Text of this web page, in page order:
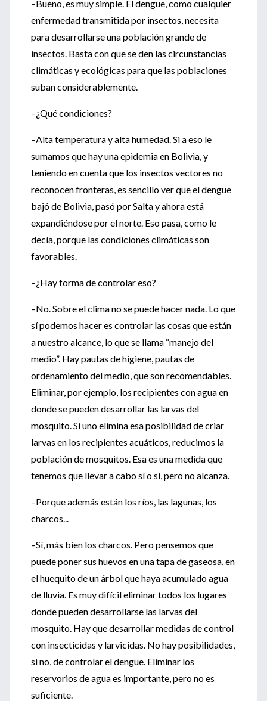
–Bueno, es muy simple. El dengue, como cualquier
enfermedad transmitida por insectos, necesita
para desarrollarse una población grande de
insectos. Basta con que se den las circunstancias
climáticas y ecológicas para que las poblaciones
suban considerablemente.
–¿Qué condiciones?
–Alta temperatura y alta humedad. Si a eso le
sumamos que hay una epidemia en Bolivia, y
teniendo en cuenta que los insectos vectores no
reconocen fronteras, es sencillo ver que el dengue
bajó de Bolivia, pasó por Salta y ahora está
expandiéndose por el norte. Eso pasa, como le
decía, porque las condiciones climáticas son
favorables.
–¿Hay forma de controlar eso?
–No. Sobre el clima no se puede hacer nada. Lo que
sí podemos hacer es controlar las cosas que están
a nuestro alcance, lo que se llama “manejo del
medio”. Hay pautas de higiene, pautas de
ordenamiento del medio, que son recomendables.
Eliminar, por ejemplo, los recipientes con agua en
donde se pueden desarrollar las larvas del
mosquito. Si uno elimina esa posibilidad de criar
larvas en los recipientes acuáticos, reducimos la
población de mosquitos. Esa es una medida que
tenemos que llevar a cabo sí o sí, pero no alcanza.
–Porque además están los ríos, las lagunas, los
charcos...
–Sí, más bien los charcos. Pero pensemos que
puede poner sus huevos en una tapa de gaseosa, en
el huequito de un árbol que haya acumulado agua
de lluvia. Es muy difícil eliminar todos los lugares
donde pueden desarrollarse las larvas del
mosquito. Hay que desarrollar medidas de control
con insecticidas y larvicidas. No hay posibilidades,
si no, de controlar el dengue. Eliminar los
reservorios de agua es importante, pero no es
suficiente.